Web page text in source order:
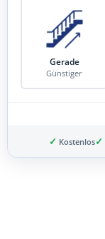
Gerade
Günstiger
✓ Kostenlos✓